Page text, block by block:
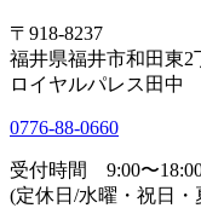
〒918-8237
福井県福井市和田東2
ロイヤルパレス田中
0776-88-0660
受付時間 9:00〜
(定休日/水曜・祝日